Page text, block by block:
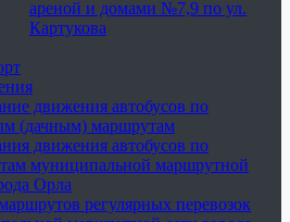
ареной и домами №7,9 по ул.
Картукова
движения автобусов по
(дачным) маршрутам
движения автобусов по
муниципальной маршрутной
Орла
регулярных перевозок